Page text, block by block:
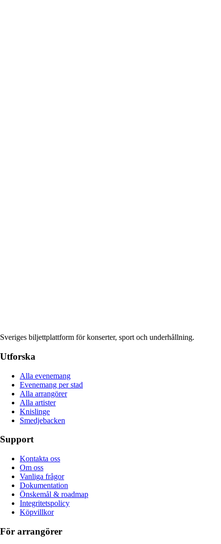
Sveriges biljettplattform för konserter, sport och underhållning.
Utforska
Alla evenemang
Evenemang per stad
Alla arrangörer
Alla artister
Knislinge
Smedjebacken
Support
Kontakta oss
Om oss
Vanliga frågor
Dokumentation
Önskemål & roadmap
Integritetspolicy
Köpvillkor
För arrangörer